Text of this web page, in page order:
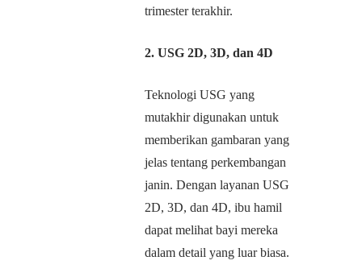
trimester terakhir.
2. USG 2D, 3D, dan 4D
Teknologi USG yang
mutakhir digunakan untuk
memberikan gambaran yang
jelas tentang perkembangan
janin. Dengan layanan USG
2D, 3D, dan 4D, ibu hamil
dapat melihat bayi mereka
dalam detail yang luar biasa.